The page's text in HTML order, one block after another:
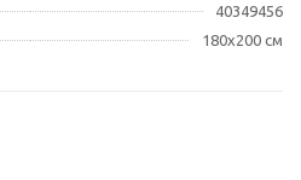
40349456
180x200 см